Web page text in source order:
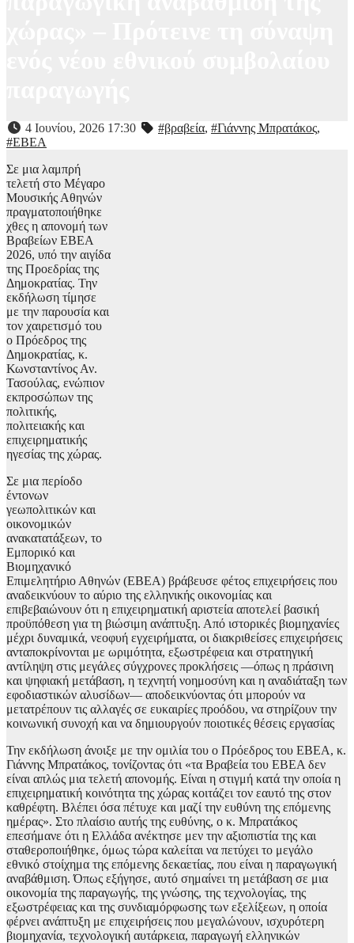
4 Ιουνίου, 2026 17:30 #βραβεία, #Γιάννης Μπρατάκος,
#ΕΒΕΑ
Σε μια λαμπρή
τελετή στο Μέγαρο
Μουσικής Αθηνών
πραγματοποιήθηκε
χθες η απονομή των
Βραβείων ΕΒΕΑ
2026, υπό την αιγίδα
της Προεδρίας της
Δημοκρατίας. Την
εκδήλωση τίμησε
με την παρουσία και
τον χαιρετισμό του
ο Πρόεδρος της
Δημοκρατίας, κ.
Κωνσταντίνος Αν.
Τασούλας, ενώπιον
εκπροσώπων της
πολιτικής,
πολιτειακής και
επιχειρηματικής
ηγεσίας της χώρας.
Σε μια περίοδο
έντονων
γεωπολιτικών και
οικονομικών
ανακατατάξεων, το
Εμπορικό και
Βιομηχανικό
Επιμελητήριο Αθηνών (ΕΒΕΑ) βράβευσε φέτος επιχειρήσεις που
αναδεικνύουν το αύριο της ελληνικής οικονομίας και
επιβεβαιώνουν ότι η επιχειρηματική αριστεία αποτελεί βασική
προϋπόθεση για τη βιώσιμη ανάπτυξη. Από ιστορικές βιομηχανίες
μέχρι δυναμικά, νεοφυή εγχειρήματα, οι διακριθείσες επιχειρήσεις
ανταποκρίνονται με ωριμότητα, εξωστρέφεια και στρατηγική
αντίληψη στις μεγάλες σύγχρονες προκλήσεις —όπως η πράσινη
και ψηφιακή μετάβαση, η τεχνητή νοημοσύνη και η αναδιάταξη των
εφοδιαστικών αλυσίδων— αποδεικνύοντας ότι μπορούν να
μετατρέπουν τις αλλαγές σε ευκαιρίες προόδου, να στηρίζουν την
κοινωνική συνοχή και να δημιουργούν ποιοτικές θέσεις εργασίας
Την εκδήλωση άνοιξε με την ομιλία του ο Πρόεδρος του ΕΒΕΑ, κ.
Γιάννης Μπρατάκος, τονίζοντας ότι «τα Βραβεία του ΕΒΕΑ δεν
είναι απλώς μια τελετή απονομής. Είναι η στιγμή κατά την οποία η
επιχειρηματική κοινότητα της χώρας κοιτάζει τον εαυτό της στον
καθρέφτη. Βλέπει όσα πέτυχε και μαζί την ευθύνη της επόμενης
ημέρας». Στο πλαίσιο αυτής της ευθύνης, ο κ. Μπρατάκος
επεσήμανε ότι η Ελλάδα ανέκτησε μεν την αξιοπιστία της και
σταθεροποιήθηκε, όμως τώρα καλείται να πετύχει το μεγάλο
εθνικό στοίχημα της επόμενης δεκαετίας, που είναι η παραγωγική
αναβάθμιση. Όπως εξήγησε, αυτό σημαίνει τη μετάβαση σε μια
οικονομία της παραγωγής, της γνώσης, της τεχνολογίας, της
εξωστρέφειας και της συνδιαμόρφωσης των εξελίξεων, η οποία
φέρνει ανάπτυξη με επιχειρήσεις που μεγαλώνουν, ισχυρότερη
βιομηχανία, τεχνολογική αυτάρκεια, παραγωγή ελληνικών